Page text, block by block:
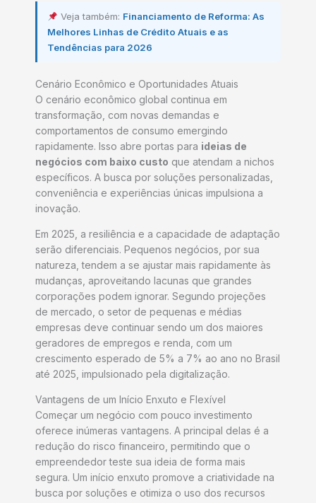
Veja também: Financiamento de Reforma: As
Melhores Linhas de Crédito Atuais e as
Tendências para 2026
Cenário Econômico e Oportunidades Atuais
O cenário econômico global continua em
transformação, com novas demandas e
comportamentos de consumo emergindo
rapidamente. Isso abre portas para ideias de
negócios com baixo custo que atendam a nichos
específicos. A busca por soluções personalizadas,
conveniência e experiências únicas impulsiona a
inovação.
Em 2025, a resiliência e a capacidade de adaptação
serão diferenciais. Pequenos negócios, por sua
natureza, tendem a se ajustar mais rapidamente às
mudanças, aproveitando lacunas que grandes
corporações podem ignorar. Segundo projeções
de mercado, o setor de pequenas e médias
empresas deve continuar sendo um dos maiores
geradores de empregos e renda, com um
crescimento esperado de 5% a 7% ao ano no Brasil
até 2025, impulsionado pela digitalização.
Vantagens de um Início Enxuto e Flexível
Começar um negócio com pouco investimento
oferece inúmeras vantagens. A principal delas é a
redução do risco financeiro, permitindo que o
empreendedor teste sua ideia de forma mais
segura. Um início enxuto promove a criatividade na
busca por soluções e otimiza o uso dos recursos